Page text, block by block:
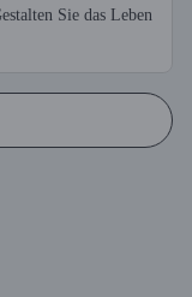
Sie das Leben